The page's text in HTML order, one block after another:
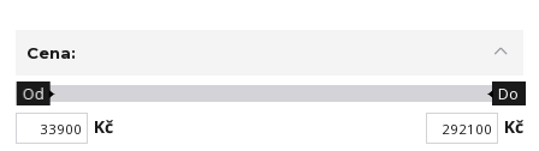
Cena:
Kč
Od Do
Kč